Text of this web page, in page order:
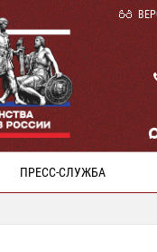
ПРЕСС-СЛУЖБА